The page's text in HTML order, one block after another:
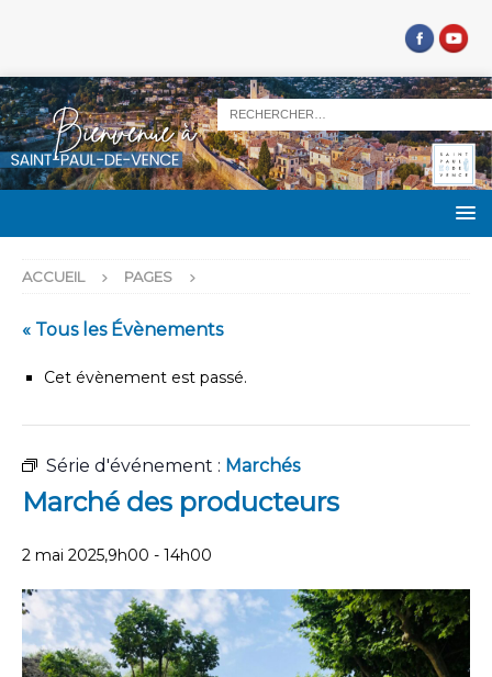
ACCUEIL PAGES
« Tous les Évènements
Cet évènement est passé.
Série d'événement : Marchés
Marché des producteurs
2 mai 2025,9h00 - 14h00